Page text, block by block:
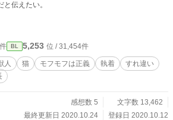
伝えたい。
BL 5,253 位 / 31,454件
人 猫 モフモフは正義 執着
すれ違い
感想数 5
文字数 13,462
最終更新日 2020.10.24
登録日 2020.10.12